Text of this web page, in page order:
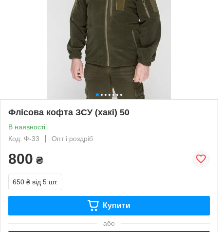
Флісова кофта ЗСУ (хакі) 50
В наявності
Код: Ф-33
Опт і роздріб
800 ₴
650 ₴ від 5 шт.
Купити
або